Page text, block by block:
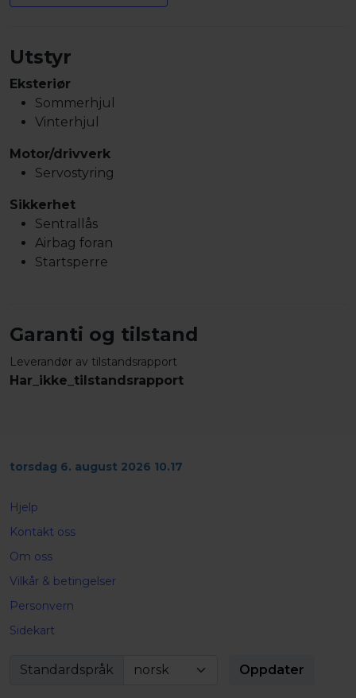
Utstyr
Eksteriør
Sommerhjul
Vinterhjul
Motor/drivverk
Servostyring
Sikkerhet
Sentrallås
Airbag foran
Startsperre
Garanti og tilstand
Leverandør av tilstandsrapport
Har_ikke_tilstandsrapport
torsdag 6. august 2026 10.17
Hjelp
Kontakt oss
Om oss
Vilkår & betingelser
Personvern
Sidekart
Standardspråk